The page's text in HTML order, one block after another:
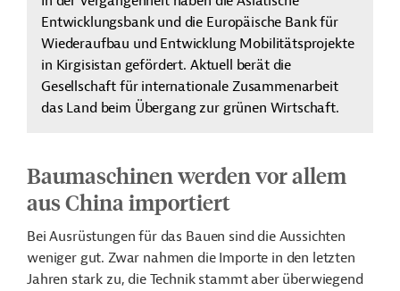
Entwicklungsbank und die Europäische Bank für
Wiederaufbau und Entwicklung Mobilitätsprojekte
in Kirgisistan gefördert. Aktuell berät die
Gesellschaft für internationale Zusammenarbeit
das Land beim Übergang zur grünen Wirtschaft.
Baumaschinen werden vor allem
aus China importiert
Bei Ausrüstungen für das Bauen sind die Aussichten
weniger gut. Zwar nahmen die Importe in den letzten
Jahren stark zu, die Technik stammt aber überwiegend